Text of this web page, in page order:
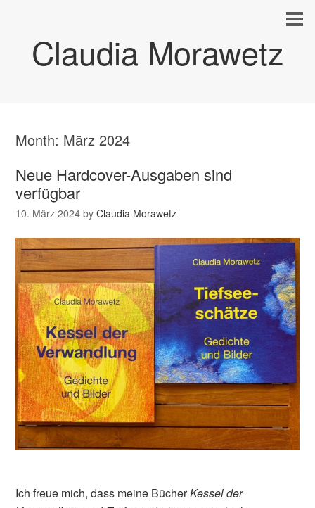
Claudia Morawetz
Month: März 2024
Neue Hardcover-Ausgaben sind
verfügbar
10. März 2024 byClaudia Morawetz
Ich freue mich, dass meine BücherKessel der